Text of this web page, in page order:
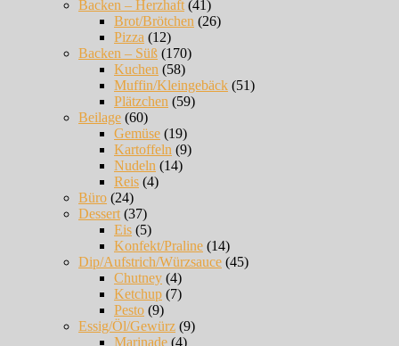
Backen – Herzhaft (41)
Brot/Brötchen (26)
Pizza (12)
Backen – Süß (170)
Kuchen (58)
Muffin/Kleingebäck (51)
Plätzchen (59)
Beilage (60)
Gemüse (19)
Kartoffeln (9)
Nudeln (14)
Reis (4)
Büro (24)
Dessert (37)
Eis (5)
Konfekt/Praline (14)
Dip/Aufstrich/Würzsauce (45)
Chutney (4)
Ketchup (7)
Pesto (9)
Essig/Öl/Gewürz (9)
Marinade (4)